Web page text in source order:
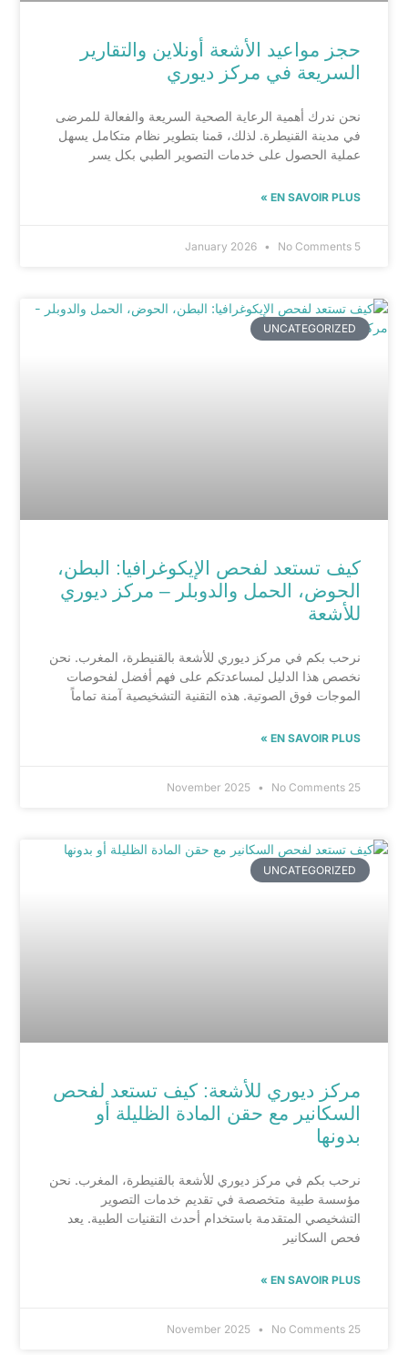
حجز مواعيد الأشعة أونلاين والتقارير
السريعة في مركز ديوري
نحن ندرك أهمية الرعاية الصحية السريعة والفعالة للمرضى
في مدينة القنيطرة. لذلك، قمنا بتطوير نظام متكامل يسهل
عملية الحصول على خدمات التصوير الطبي بكل يسر
EN SAVOIR PLUS »
5 January 2026
No Comments
UNCATEGORIZED
كيف تستعد لفحص الإيكوغرافيا: البطن،
الحوض، الحمل والدوبلر – مركز ديوري
للأشعة
نرحب بكم في مركز ديوري للأشعة بالقنيطرة، المغرب. نحن
نخصص هذا الدليل لمساعدتكم على فهم أفضل لفحوصات
الموجات فوق الصوتية. هذه التقنية التشخيصية آمنة تماماً
EN SAVOIR PLUS »
25 November 2025
No Comments
UNCATEGORIZED
مركز ديوري للأشعة: كيف تستعد لفحص
السكانير مع حقن المادة الظليلة أو
بدونها
نرحب بكم في مركز ديوري للأشعة بالقنيطرة، المغرب. نحن
مؤسسة طبية متخصصة في تقديم خدمات التصوير
التشخيصي المتقدمة باستخدام أحدث التقنيات الطبية. يعد
فحص السكانير
EN SAVOIR PLUS »
25 November 2025
No Comments